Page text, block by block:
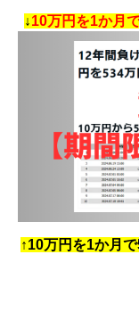
↓10万円を1か月
↑10万円を1か月